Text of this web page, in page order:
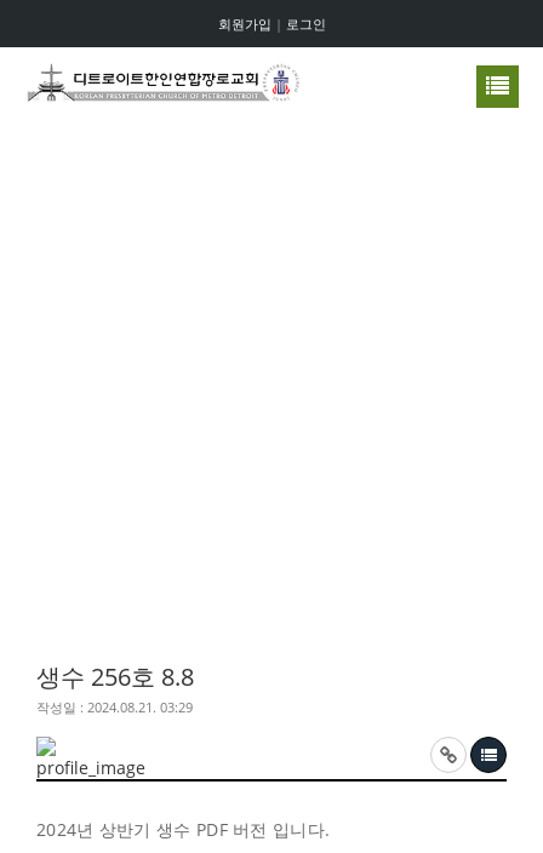
회원가입 | 로그인
생수 256호 8.8
작성일 : 2024.08.21. 03:29
2024년 상반기 생수 PDF 버전 입니다.